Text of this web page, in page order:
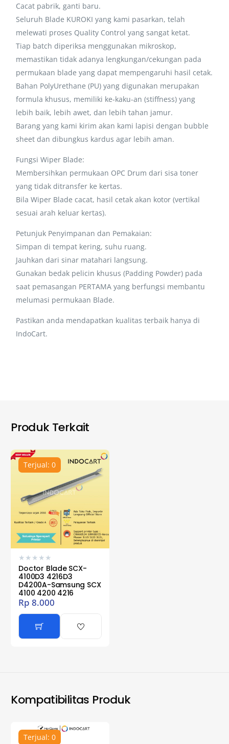
Cacat pabrik, ganti baru.
Seluruh Blade KUROKI yang kami pasarkan, telah
melewati proses Quality Control yang sangat ketat.
Tiap batch diperiksa menggunakan mikroskop,
memastikan tidak adanya lengkungan/cekungan pada
permukaan blade yang dapat mempengaruhi hasil cetak.
Bahan PolyUrethane (PU) yang digunakan merupakan
formula khusus, memiliki ke-kaku-an (stiffness) yang
lebih baik, lebih awet, dan lebih tahan jamur.
Barang yang kami kirim akan kami lapisi dengan bubble
sheet dan dibungkus kardus agar lebih aman.
Fungsi Wiper Blade:
Membersihkan permukaan OPC Drum dari sisa toner
yang tidak ditransfer ke kertas.
Bila Wiper Blade cacat, hasil cetak akan kotor (vertikal
sesuai arah keluar kertas).
Petunjuk Penyimpanan dan Pemakaian:
Simpan di tempat kering, suhu ruang.
Jauhkan dari sinar matahari langsung.
Gunakan bedak pelicin khusus (Padding Powder) pada
saat pemasangan PERTAMA yang berfungsi membantu
melumasi permukaan Blade.
Pastikan anda mendapatkan kualitas terbaik hanya di
IndoCart.
Produk Terkait
Terjual: 0
★ ★ ★ ★ ★
Doctor Blade SCX-
4100D3 4216D3
D4200A-Samsung SCX
4100 4200 4216
Rp 8.000
Kompatibilitas Produk
Terjual: 0